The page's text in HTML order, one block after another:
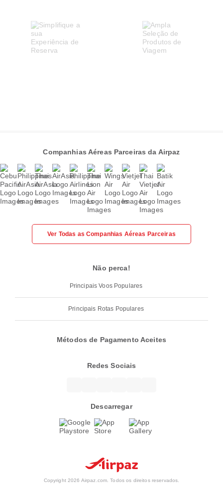
Companhias Aéreas Parceiras da Airpaz
Ver Todas as Companhias Aéreas Parceiras
Não perca!
Principais Voos Populares
Principais Rotas Populares
Métodos de Pagamento Aceites
Redes Sociais
Descarregar
Copyright 2026 Airpaz.com. Todos os direitos reservados.